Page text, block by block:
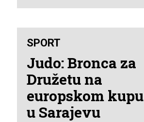
SPORT
Judo: Bronca za
Družetu na
europskom kupu
u Sarajevu